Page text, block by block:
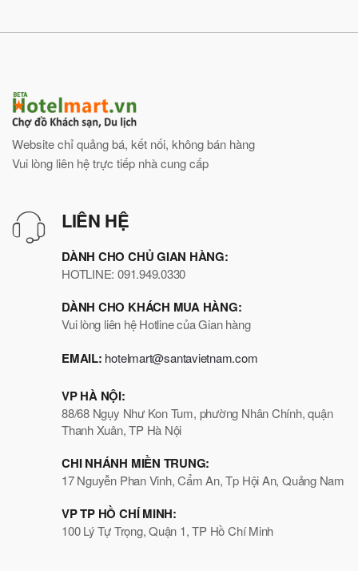
Website chỉ quảng bá, kết nối, không bán hàng
Vui lòng liên hệ trực tiếp nhà cung cấp
LIÊN HỆ
DÀNH CHO CHỦ GIAN HÀNG:
HOTLINE: 091.949.0330
DÀNH CHO KHÁCH MUA HÀNG:
Vui lòng liên hệ Hotline của Gian hàng
EMAIL: hotelmart@santavietnam.com
VP HÀ NỘI:
88/68 Ngụy Như Kon Tum, phường Nhân Chính, quận
Thanh Xuân, TP Hà Nội
CHI NHÁNH MIỀN TRUNG:
17 Nguyễn Phan Vinh, Cẩm An, Tp Hội An, Quảng Nam
VP TP HỒ CHÍ MINH:
100 Lý Tự Trọng, Quận 1, TP Hồ Chí Minh